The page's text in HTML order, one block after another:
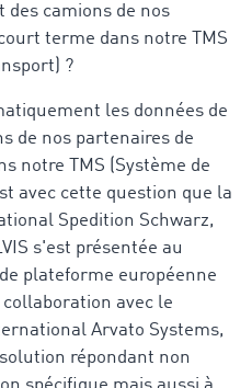
des camions de nos
terme dans notre TMS
?
les données de
de nos partenaires de
notre TMS (Système de
avec cette question que la
Spedition Schwarz,
s'est présentée au
plateforme européenne
avec le
Arvato Systems,
répondant non